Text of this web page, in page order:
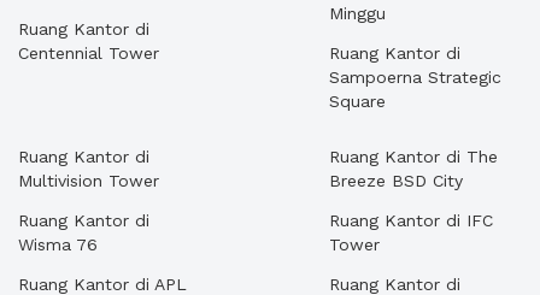
Ruang Kantor di
Centennial Tower
Minggu
Ruang Kantor di
Sampoerna Strategic
Square
Ruang Kantor di
Multivision Tower
Ruang Kantor di
Wisma 76
Ruang Kantor di APL
Ruang Kantor di The
Breeze BSD City
Ruang Kantor di IFC
Tower
Ruang Kantor di